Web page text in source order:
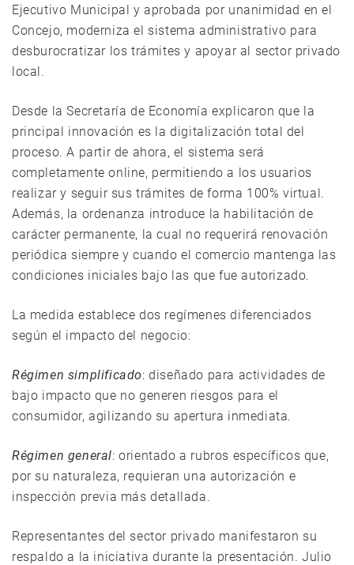
Ejecutivo Municipal y aprobada por unanimidad en el
Concejo, moderniza el sistema administrativo para
desburocratizar los trámites y apoyar al sector privado
local.
Desde la Secretaría de Economía explicaron que la
principal innovación es la digitalización total del
proceso. A partir de ahora, el sistema será
completamente online, permitiendo a los usuarios
realizar y seguir sus trámites de forma 100% virtual.
Además, la ordenanza introduce la habilitación de
carácter permanente, la cual no requerirá renovación
periódica siempre y cuando el comercio mantenga las
condiciones iniciales bajo las que fue autorizado.
La medida establece dos regímenes diferenciados
según el impacto del negocio:
Régimen simplificado: diseñado para actividades de
bajo impacto que no generen riesgos para el
consumidor, agilizando su apertura inmediata.
Régimen general: orientado a rubros específicos que,
por su naturaleza, requieran una autorización e
inspección previa más detallada.
Representantes del sector privado manifestaron su
respaldo a la iniciativa durante la presentación. Julio